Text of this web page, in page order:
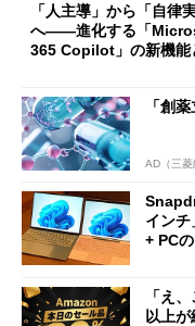
「人主導」から「自律
へ――進化する「
365 Copilot」の新機能
「創
AD（三菱
イン
+ PC
「え
以上